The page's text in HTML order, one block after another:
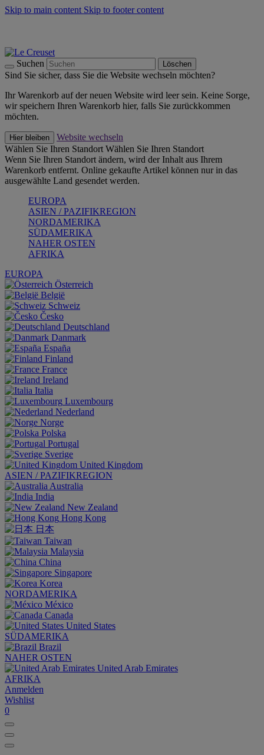
Skip to main content Skip to footer content
Suchen Löschen
Sind Sie sicher, dass Sie die Website wechseln möchten?
Ihr Warenkorb auf der neuen Website wird leer sein. Keine Sorge,
wir speichern Ihren Warenkorb hier, falls Sie zurückkommen
möchten.
Hier bleiben
Website wechseln
Wählen Sie Ihren Standort Wählen Sie Ihren Standort
Wenn Sie Ihren Standort ändern, wird der Inhalt aus Ihrem
Warenkorb entfernt. Online gekaufte Artikel können nur in das
ausgewählte Land gesendet werden.
EUROPA
ASIEN / PAZIFIKREGION
NORDAMERIKA
SÜDAMERIKA
NAHER OSTEN
AFRIKA
EUROPA
Österreich
België
Schweiz
Česko
Deutschland
Danmark
España
Finland
France
Ireland
Italia
Luxembourg
Nederland
Norge
Polska
Portugal
Sverige
United Kingdom
ASIEN / PAZIFIKREGION
Australia
India
New Zealand
Hong Kong
日本
Taiwan
Malaysia
China
Singapore
Korea
NORDAMERIKA
México
Canada
United States
SÜDAMERIKA
Brazil
NAHER OSTEN
United Arab Emirates
AFRIKA
Anmelden
Wishlist
0